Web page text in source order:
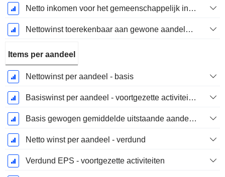
Netto inkomen voor het gemeenschappelijk inclusief buitengewone posten
Nettowinst toerekenbaar aan gewone aandelen excl. buitengewone posten
Items per aandeel
Nettowinst per aandeel - basis
Basiswinst per aandeel - voortgezette activiteiten
Basis gewogen gemiddelde uitstaande aandelen
Netto winst per aandeel - verdund
Verdund EPS - voortgezette activiteiten